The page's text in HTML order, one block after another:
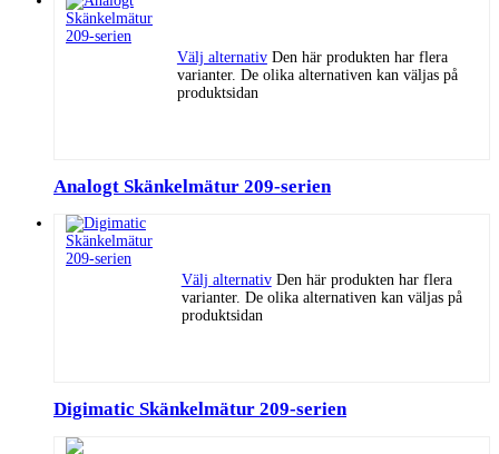
Välj alternativ Den här produkten har flera
varianter. De olika alternativen kan väljas på
produktsidan
Analogt Skänkelmätur 209-serien
Välj alternativ Den här produkten har flera
varianter. De olika alternativen kan väljas på
produktsidan
Digimatic Skänkelmätur 209-serien